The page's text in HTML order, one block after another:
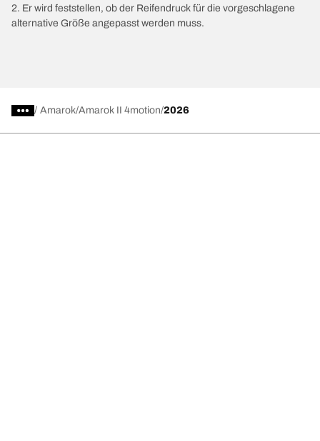
2. Er wird feststellen, ob der Reifendruck für die vorgeschlagene
alternative Größe angepasst werden muss.
/ Amarok Amarok II 4motion 2026